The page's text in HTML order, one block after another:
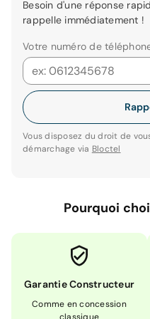
Besoin d'une réponse
rappelle immédiatement !
Votre numéro de
Vous disposez du droit de
démarchage via Bloctel
Pourquoi
Garantie Constructeur
Comme en concession